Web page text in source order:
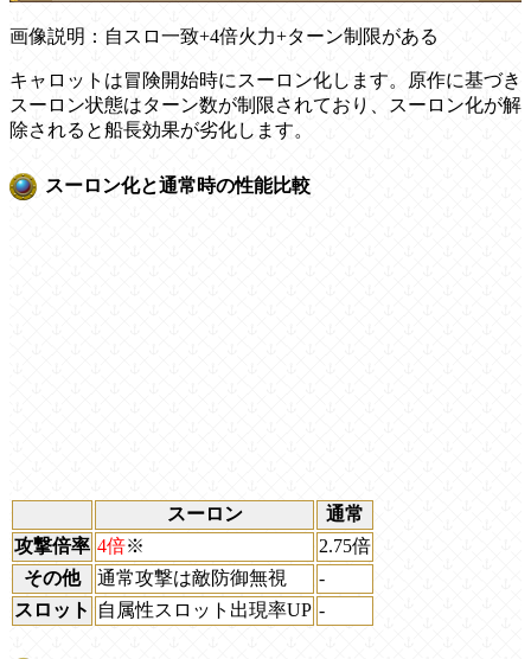
画像説明：自スロ一致+4倍火力+ターン制限がある
キャロットは冒険開始時にスーロン化します。原作に基づき
スーロン状態はターン数が制限されており、スーロン化が解
除されると船長効果が劣化します。
スーロン化と通常時の性能比較
スーロン
通常
攻撃倍率 4倍※
2.75倍
その他
通常攻撃は敵防御無視
-
スロット
自属性スロット出現率UP -